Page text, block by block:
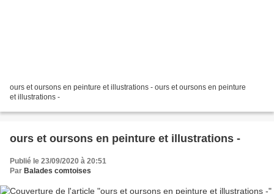
ours et oursons en peinture et illustrations - ours et oursons en peinture
et illustrations -
ours et oursons en peinture et illustrations -
Publié le 23/09/2020 à 20:51
Par Balades comtoises